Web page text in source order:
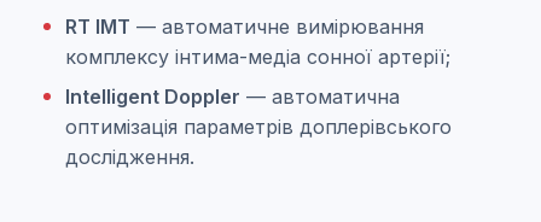
RT IMT — автоматичне вимірювання
комплексу інтима-медіа сонної артерії;
Intelligent Doppler — автоматична
оптимізація параметрів доплерівського
дослідження.